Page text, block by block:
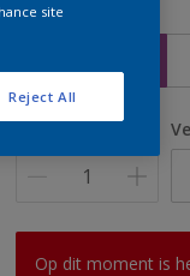
Grootte
Aantal
Op dit moment is
site
Reject All